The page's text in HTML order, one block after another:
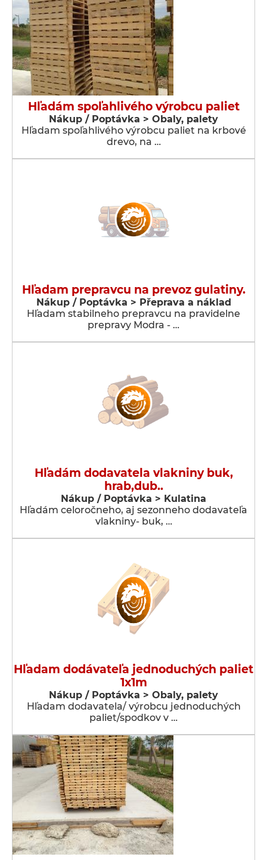
Hľadám spoľahlivého výrobcu paliet
Nákup / Poptávka > Obaly, palety
Hľadam spoľahlivého výrobcu paliet na krbové
drevo, na …
Hľadam prepravcu na prevoz gulatiny.
Nákup / Poptávka > Přeprava a náklad
Hľadam stabilneho prepravcu na pravidelne
prepravy Modra - …
Hľadám dodavatela vlakniny buk,
hrab,dub..
Nákup / Poptávka > Kulatina
Hľadám celoročneho, aj sezonneho dodavateľa
vlakniny- buk, …
Hľadam dodávateľa jednoduchých paliet
1x1m
Nákup / Poptávka > Obaly, palety
Hľadam dodavatela/ výrobcu jednoduchých
paliet/spodkov v …